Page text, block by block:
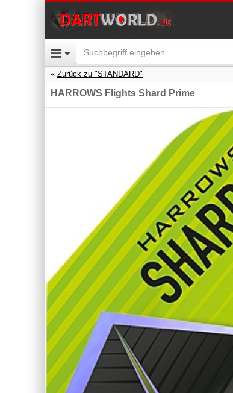
Zurück zu "STANDARD"
HARROWS Flights Shard Prime